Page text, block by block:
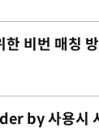
비번 매칭
by 사용시